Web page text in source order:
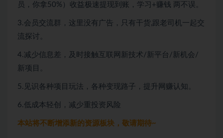
员，你拿50%）收益极速提现到账，学习+赚钱 两不误。
3.会员交流群，这里没有广告，只有干货,跟老司机一起交
流探讨。
4.减少信息差，及时接触互联网新技术/新平台/新机会/
新项目。
5.见识各种项目玩法，各种变现路子，提升网赚认知。
6.低成本轻创，减少重投资风险
本站将不断增添新的资源板块，敬请期待~